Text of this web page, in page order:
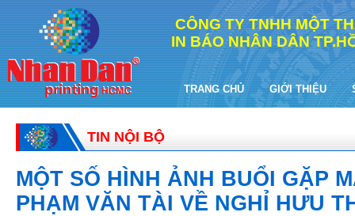
CÔNG TY TNHH MỘT
IN BÁO NHÂN DÂN
TRANG CHỦ GIỚI THIỆU
TIN NỘI BỘ
MỘT SỐ HÌNH ẢNH BUỔI GẶP
PHẠM VĂN TÀI VỀ NGHỈ HƯU